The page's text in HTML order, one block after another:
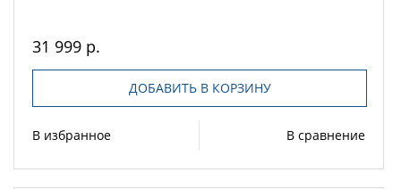
31 999 р.
ДОБАВИТЬ В КОРЗИНУ
В избранное В сравнение